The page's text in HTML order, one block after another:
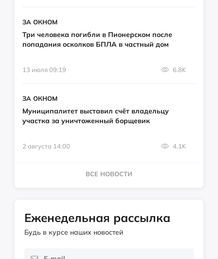
ЗА ОКНОМ
Три человека погибли в Пионерском после
попадания осколков БПЛА в частный дом
13 июля 09:19 6.8K
ЗА ОКНОМ
Муниципалитет выставил счёт владельцу
участка за уничтоженный борщевик
2 августа 14:00 4.1K
ВСЕ НОВОСТИ
Еженедельная рассылка
Будь в курсе наших новостей